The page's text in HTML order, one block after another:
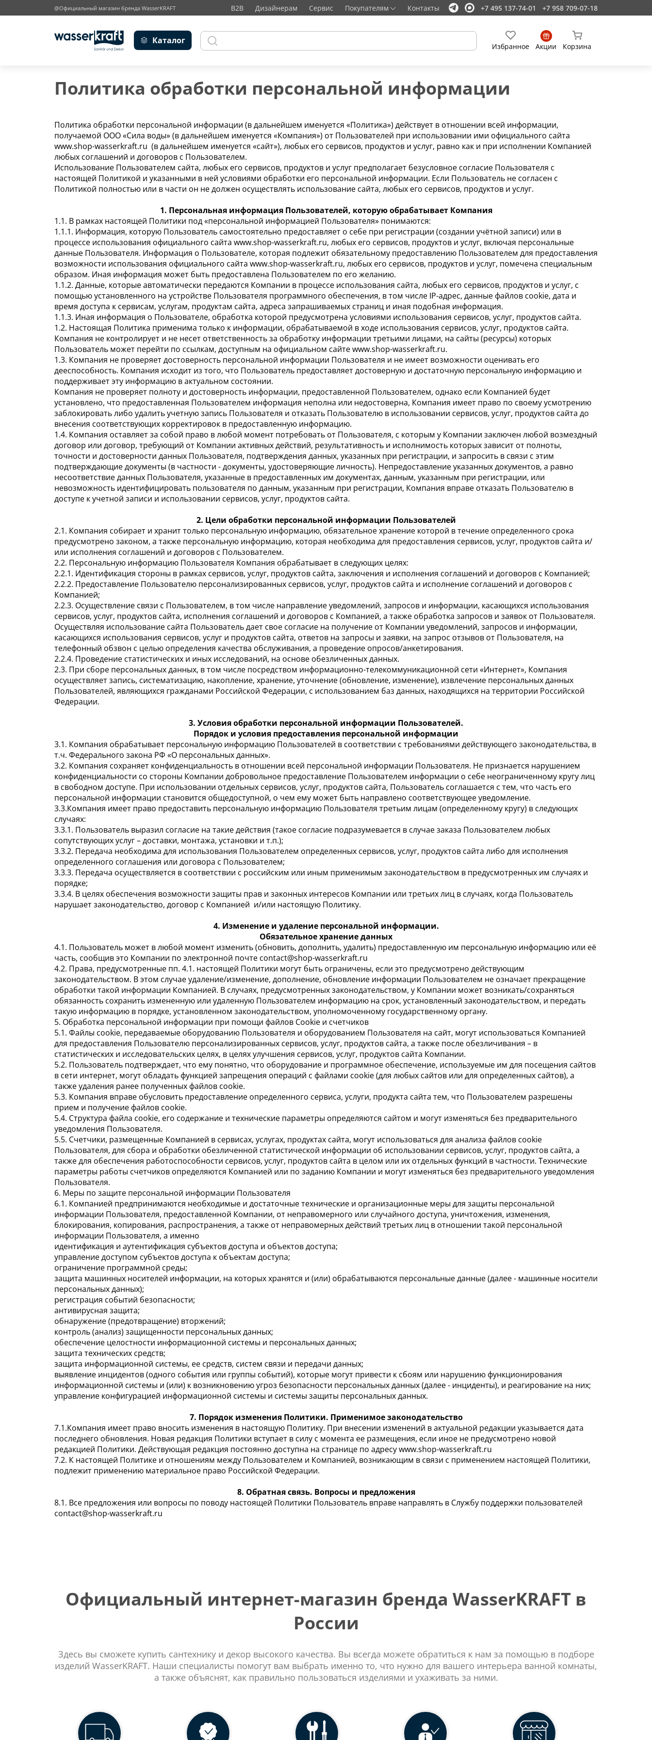
@Официальный магазин бренда WasserKRAFT B2B Дизайнерам Сервис Покупателям Контакты +7 495 137-74-01 +7 958 709-07-18
Каталог
Избранное Акции Корзина
Политика обработки персональной информации
Политика обработки персональной информации (в дальнейшем именуется «Политика») действует в отношении всей информации,
получаемой ООО «Сила воды» (в дальнейшем именуется «Компания») от Пользователей при использовании ими официального сайта
www.shop-wasserkraft.ru (в дальнейшем именуется «сайт»), любых его сервисов, продуктов и услуг, равно как и при исполнении Компанией
любых соглашений и договоров с Пользователем.
Использование Пользователем сайта, любых его сервисов, продуктов и услуг предполагает безусловное согласие Пользователя с
настоящей Политикой и указанными в ней условиями обработки его персональной информации. Если Пользователь не согласен с
Политикой полностью или в части он не должен осуществлять использование сайта, любых его сервисов, продуктов и услуг.
1. Персональная информация Пользователей, которую обрабатывает Компания
1.1. В рамках настоящей Политики под «персональной информацией Пользователя» понимаются:
1.1.1. Информация, которую Пользователь самостоятельно предоставляет о себе при регистрации (создании учётной записи) или в
процессе использования официального сайта www.shop-wasserkraft.ru, любых его сервисов, продуктов и услуг, включая персональные
данные Пользователя. Информация о Пользователе, которая подлежит обязательному предоставлению Пользователем для предоставления
возможности использования официального сайта www.shop-wasserkraft.ru, любых его сервисов, продуктов и услуг, помечена специальным
образом. Иная информация может быть предоставлена Пользователем по его желанию.
1.1.2. Данные, которые автоматически передаются Компании в процессе использования сайта, любых его сервисов, продуктов и услуг, с
помощью установленного на устройстве Пользователя программного обеспечения, в том числе IP-адрес, данные файлов cookie, дата и
время доступа к сервисам, услугам, продуктам сайта, адреса запрашиваемых страниц и иная подобная информация.
1.1.3. Иная информация о Пользователе, обработка которой предусмотрена условиями использования сервисов, услуг, продуктов сайта.
1.2. Настоящая Политика применима только к информации, обрабатываемой в ходе использования сервисов, услуг, продуктов сайта.
Компания не контролирует и не несет ответственность за обработку информации третьими лицами, на сайты (ресурсы) которых
Пользователь может перейти по ссылкам, доступным на официальном сайте www.shop-wasserkraft.ru.
1.3. Компания не проверяет достоверность персональной информации Пользователя и не имеет возможности оценивать его
дееспособность. Компания исходит из того, что Пользователь предоставляет достоверную и достаточную персональную информацию и
поддерживает эту информацию в актуальном состоянии.
Компания не проверяет полноту и достоверность информации, предоставленной Пользователем, однако если Компанией будет
установлено, что предоставленная Пользователем информация неполна или недостоверна, Компания имеет право по своему усмотрению
заблокировать либо удалить учетную запись Пользователя и отказать Пользователю в использовании сервисов, услуг, продуктов сайта до
внесения соответствующих корректировок в предоставленную информацию.
1.4. Компания оставляет за собой право в любой момент потребовать от Пользователя, с которым у Компании заключен любой возмездный
договор или договор, требующий от Компании активных действий, результативность и исполнимость которых зависит от полноты,
точности и достоверности данных Пользователя, подтверждения данных, указанных при регистрации, и запросить в связи с этим
подтверждающие документы (в частности - документы, удостоверяющие личность). Непредоставление указанных документов, а равно
несоответствие данных Пользователя, указанные в предоставленных им документах, данным, указанным при регистрации, или
невозможность идентифицировать пользователя по данным, указанным при регистрации, Компания вправе отказать Пользователю в
доступе к учетной записи и использовании сервисов, услуг, продуктов сайта.
2. Цели обработки персональной информации Пользователей
2.1. Компания собирает и хранит только персональную информацию, обязательное хранение которой в течение определенного срока
предусмотрено законом, а также персональную информацию, которая необходима для предоставления сервисов, услуг, продуктов сайта и/
или исполнения соглашений и договоров с Пользователем.
2.2. Персональную информацию Пользователя Компания обрабатывает в следующих целях:
2.2.1. Идентификация стороны в рамках сервисов, услуг, продуктов сайта, заключения и исполнения соглашений и договоров с Компанией;
2.2.2. Предоставление Пользователю персонализированных сервисов, услуг, продуктов сайта и исполнение соглашений и договоров с
Компанией;
2.2.3. Осуществление связи с Пользователем, в том числе направление уведомлений, запросов и информации, касающихся использования
сервисов, услуг, продуктов сайта, исполнения соглашений и договоров с Компанией, а также обработка запросов и заявок от Пользователя.
Осуществляя использование сайта Пользователь дает свое согласие на получение от Компании уведомлений, запросов и информации,
касающихся использования сервисов, услуг и продуктов сайта, ответов на запросы и заявки, на запрос отзывов от Пользователя, на
телефонный обзвон с целью определения качества обслуживания, а проведение опросов/анкетирования.
2.2.4. Проведение статистических и иных исследований, на основе обезличенных данных.
2.3. При сборе персональных данных, в том числе посредством информационно-телекоммуникационной сети «Интернет», Компания
осуществляет запись, систематизацию, накопление, хранение, уточнение (обновление, изменение), извлечение персональных данных
Пользователей, являющихся гражданами Российской Федерации, с использованием баз данных, находящихся на территории Российской
Федерации.
3. Условия обработки персональной информации Пользователей.
Порядок и условия предоставления персональной информации
3.1. Компания обрабатывает персональную информацию Пользователей в соответствии с требованиями действующего законодательства, в
т.ч. Федерального закона РФ «О персональных данных».
3.2. Компания сохраняет конфиденциальность в отношении всей персональной информации Пользователя. Не признается нарушением
конфиденциальности со стороны Компании добровольное предоставление Пользователем информации о себе неограниченному кругу лиц
в свободном доступе. При использовании отдельных сервисов, услуг, продуктов сайта, Пользователь соглашается с тем, что часть его
персональной информации становится общедоступной, о чем ему может быть направлено соответствующее уведомление.
3.3.Компания имеет право предоставить персональную информацию Пользователя третьим лицам (определенному кругу) в следующих
случаях:
3.3.1. Пользователь выразил согласие на такие действия (такое согласие подразумевается в случае заказа Пользователем любых
сопутствующих услуг – доставки, монтажа, установки и т.п.);
3.3.2. Передача необходима для использования Пользователем определенных сервисов, услуг, продуктов сайта либо для исполнения
определенного соглашения или договора с Пользователем;
3.3.3. Передача осуществляется в соответствии с российским или иным применимым законодательством в предусмотренных им случаях и
порядке;
3.3.4. В целях обеспечения возможности защиты прав и законных интересов Компании или третьих лиц в случаях, когда Пользователь
нарушает законодательство, договор с Компанией и/или настоящую Политику.
4. Изменение и удаление персональной информации.
Обязательное хранение данных
4.1. Пользователь может в любой момент изменить (обновить, дополнить, удалить) предоставленную им персональную информацию или её
часть, сообщив это Компании по электронной почте contact@shop-wasserkraft.ru
4.2. Права, предусмотренные пп. 4.1. настоящей Политики могут быть ограничены, если это предусмотрено действующим
законодательством. В этом случае удаление/изменение, дополнение, обновление информации Пользователем не означает прекращение
обработки такой информации Компанией. В случаях, предусмотренных законодательством, у Компании может возникать/сохраняться
обязанность сохранить измененную или удаленную Пользователем информацию на срок, установленный законодательством, и передать
такую информацию в порядке, установленном законодательством, уполномоченному государственному органу.
5. Обработка персональной информации при помощи файлов Cookie и счетчиков
5.1. Файлы cookie, передаваемые оборудованию Пользователя и оборудованием Пользователя на сайт, могут использоваться Компанией
для предоставления Пользователю персонализированных сервисов, услуг, продуктов сайта, а также после обезличивания – в
статистических и исследовательских целях, в целях улучшения сервисов, услуг, продуктов сайта Компании.
5.2. Пользователь подтверждает, что ему понятно, что оборудование и программное обеспечение, используемые им для посещения сайтов
в сети интернет, могут обладать функцией запрещения операций с файлами cookie (для любых сайтов или для определенных сайтов), а
также удаления ранее полученных файлов cookie.
5.3. Компания вправе обусловить предоставление определенного сервиса, услуги, продукта сайта тем, что Пользователем разрешены
прием и получение файлов cookie.
5.4. Структура файла cookie, его содержание и технические параметры определяются сайтом и могут изменяться без предварительного
уведомления Пользователя.
5.5. Счетчики, размещенные Компанией в сервисах, услугах, продуктах сайта, могут использоваться для анализа файлов cookie
Пользователя, для сбора и обработки обезличенной статистической информации об использовании сервисов, услуг, продуктов сайта, а
также для обеспечения работоспособности сервисов, услуг, продуктов сайта в целом или их отдельных функций в частности. Технические
параметры работы счетчиков определяются Компанией или по заданию Компании и могут изменяться без предварительного уведомления
Пользователя.
6. Меры по защите персональной информации Пользователя
6.1. Компанией предпринимаются необходимые и достаточные технические и организационные меры для защиты персональной
информации Пользователя, предоставленной Компании, от неправомерного или случайного доступа, уничтожения, изменения,
блокирования, копирования, распространения, а также от неправомерных действий третьих лиц в отношении такой персональной
информации Пользователя, а именно
идентификация и аутентификация субъектов доступа и объектов доступа;
управление доступом субъектов доступа к объектам доступа;
ограничение программной среды;
защита машинных носителей информации, на которых хранятся и (или) обрабатываются персональные данные (далее - машинные носители
персональных данных);
регистрация событий безопасности;
антивирусная защита;
обнаружение (предотвращение) вторжений;
контроль (анализ) защищенности персональных данных;
обеспечение целостности информационной системы и персональных данных;
защита технических средств;
защита информационной системы, ее средств, систем связи и передачи данных;
выявление инцидентов (одного события или группы событий), которые могут привести к сбоям или нарушению функционирования
информационной системы и (или) к возникновению угроз безопасности персональных данных (далее - инциденты), и реагирование на них;
управление конфигурацией информационной системы и системы защиты персональных данных.
7. Порядок изменения Политики. Применимое законодательство
7.1.Компания имеет право вносить изменения в настоящую Политику. При внесении изменений в актуальной редакции указывается дата
последнего обновления. Новая редакция Политики вступает в силу с момента ее размещения, если иное не предусмотрено новой
редакцией Политики. Действующая редакция постоянно доступна на странице по адресу www.shop-wasserkraft.ru
7.2. К настоящей Политике и отношениям между Пользователем и Компанией, возникающим в связи с применением настоящей Политики,
подлежит применению материальное право Российской Федерации.
8. Обратная связь. Вопросы и предложения
8.1. Все предложения или вопросы по поводу настоящей Политики Пользователь вправе направлять в Службу поддержки пользователей
contact@shop-wasserkraft.ru
Официальный интернет-магазин бренда WasserKRAFT в
России
Здесь вы сможете купить сантехнику и декор высокого качества. Вы всегда можете обратиться к нам за помощью в подборе
изделий WasserKRAFT. Наши специалисты помогут вам выбрать именно то, что нужно для вашего интерьера ванной комнаты,
а также объяснят, как правильно пользоваться изделиями и ухаживать за ними.